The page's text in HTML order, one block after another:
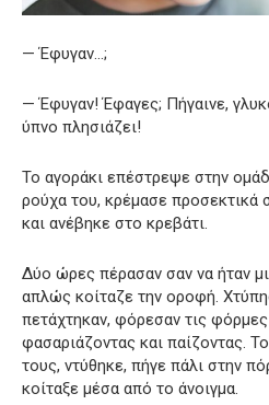
— Έφυγαν…;
— Έφυγαν! Έφαγες; Πήγαινε,
ύπνο πλησιάζει!
Το αγοράκι επέστρεψε στην
ρούχα του, κρέμασε προσεκτικά
και ανέβηκε στο κρεβάτι.
Δύο ώρες πέρασαν σαν να ήταν
απλώς κοίταζε την οροφή.
πετάχτηκαν, φόρεσαν τις
φασαριάζοντας και παίζοντας.
τους, ντύθηκε, πήγε πάλι στην
κοίταξε μέσα από το άνοιγμα.